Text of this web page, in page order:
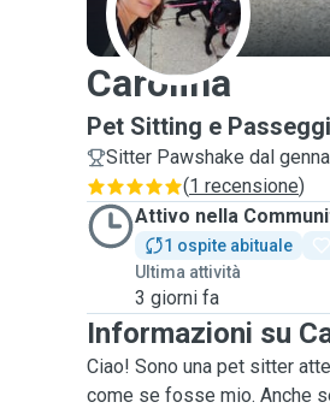
C
Carolina
Pet Sitting e
Sitter Pawshake dal
(1 recensione)
Attivo nella
1 ospite abituale
Ultima attività
3 giorni fa
Informazioni su
Ciao! Sono una pet sitter
come se fosse mio. Anche